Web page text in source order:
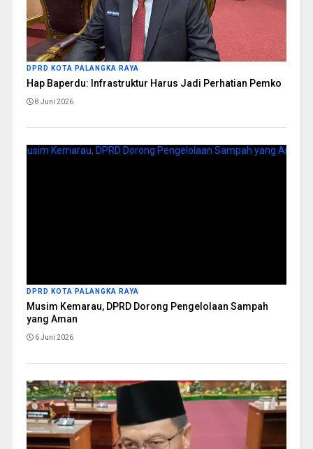
DPRD KOTA PALANGKA RAYA
Hap Baperdu: Infrastruktur Harus Jadi Perhatian Pemko
8 Juni 2026
DPRD KOTA PALANGKA RAYA
Musim Kemarau, DPRD Dorong Pengelolaan Sampah
yang Aman
6 Juni 2026